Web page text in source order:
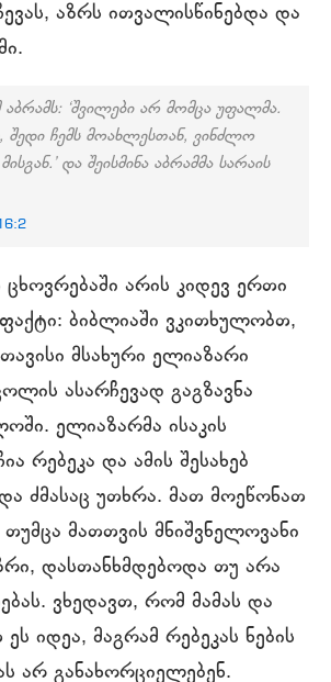
აზრს ითვალისწინებდა და
აბრამს: ‘შვილები არ მომცა უფალმა.
შედი ჩემს მოახლესთან, ვინძლო
და შეისმინა აბრამმა სარაის
ცხოვრებაში არის კიდევ ერთი
ბიბლიაში ვკითხულობთ,
მსახური ელიაზარი
ასარჩევად გაგზავნა
ელიაზარმა ისაკის
რებეკა და ამის შესახებ
და ძმასაც უთხრა. მათ მოეწონათ
თუმცა მათთვის მნიშვნელოვანი
დასთანხმდებოდა თუ არა
ვხედავთ, რომ მამას და
იდეა, მაგრამ რებეკას ნების
არ განახორციელებენ.